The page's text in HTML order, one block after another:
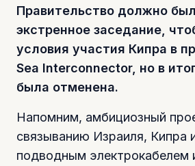
Правительство должно
экстренное заседание,
условия участия Кипра в
Sea Interconnector, но в
была отменена.
Напомним, амбициозный
связыванию Израиля, Кипра
подводным электрокабелем